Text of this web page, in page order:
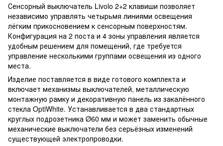
Сенсорный выключатель Livolo 2+2 клавиши позволяет
независимо управлять четырьмя линиями освещения
лёгким прикосновением к сенсорным поверхностям.
Конфигурация на 2 поста и 4 зоны управления является
удобным решением для помещений, где требуется
управление несколькими группами освещения из одного
места.
Изделие поставляется в виде готового комплекта и
включает механизмы выключателей, металлическую
монтажную рамку и декоративную панель из закалённого
стекла OptiWhite. Устанавливается в два стандартных
круглых подрозетника Ø60 мм и может заменить обычные
механические выключатели без серьёзных изменений
существующей электропроводки.